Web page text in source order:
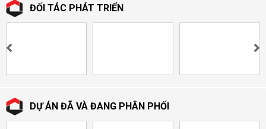
ĐỐI TÁC PHÁT TRIỂN
DỰ ÁN ĐÃ VÀ ĐANG PHÂN PHỐI